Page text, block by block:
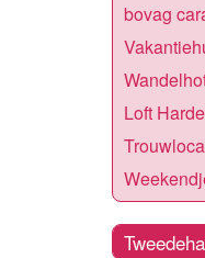
bovag
Loft